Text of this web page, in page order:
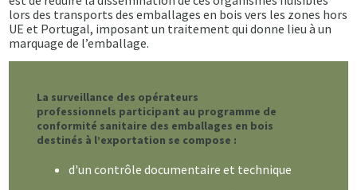
lors des transports des emballages en bois vers les zones hors
UE et Portugal, imposant un traitement qui donne lieu à un
marquage de l’emballage.
La surveillance des opérateurs
professionnels participant au programme de
conformité sanitaire des emballages en bois
destinés à l’exportation se compose :
d'un contrôle documentaire et technique